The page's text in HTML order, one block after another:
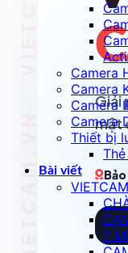
Camera
Camera
Camera
Camera
Thiết bị
Bài viết
7
Giải
mật